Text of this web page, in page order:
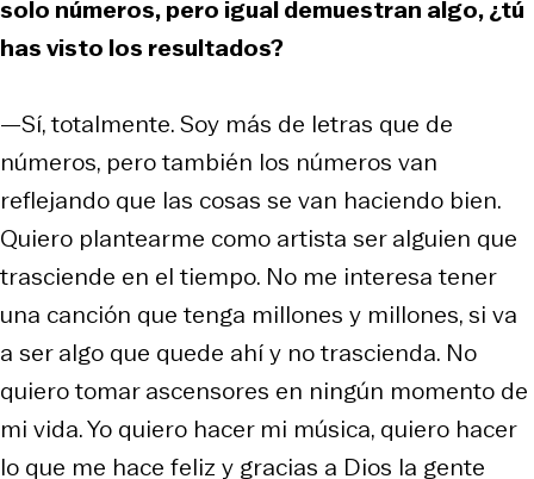
solo números, pero igual demuestran algo, ¿tú
has visto los resultados?
—Sí, totalmente. Soy más de letras que de
números, pero también los números van
reflejando que las cosas se van haciendo bien.
Quiero plantearme como artista ser alguien que
trasciende en el tiempo. No me interesa tener
una canción que tenga millones y millones, si va
a ser algo que quede ahí y no trascienda. No
quiero tomar ascensores en ningún momento de
mi vida. Yo quiero hacer mi música, quiero hacer
lo que me hace feliz y gracias a Dios la gente